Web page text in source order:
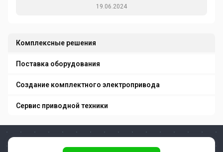
19.06.2024
Комплексные решения
Поставка оборудования
Создание комплектного электропривода
Сервис приводной техники